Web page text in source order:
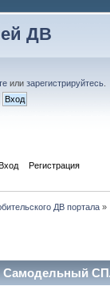
ДВ
или зарегистрируйтесь
Регистрация
ДВ портала»
Самодельный